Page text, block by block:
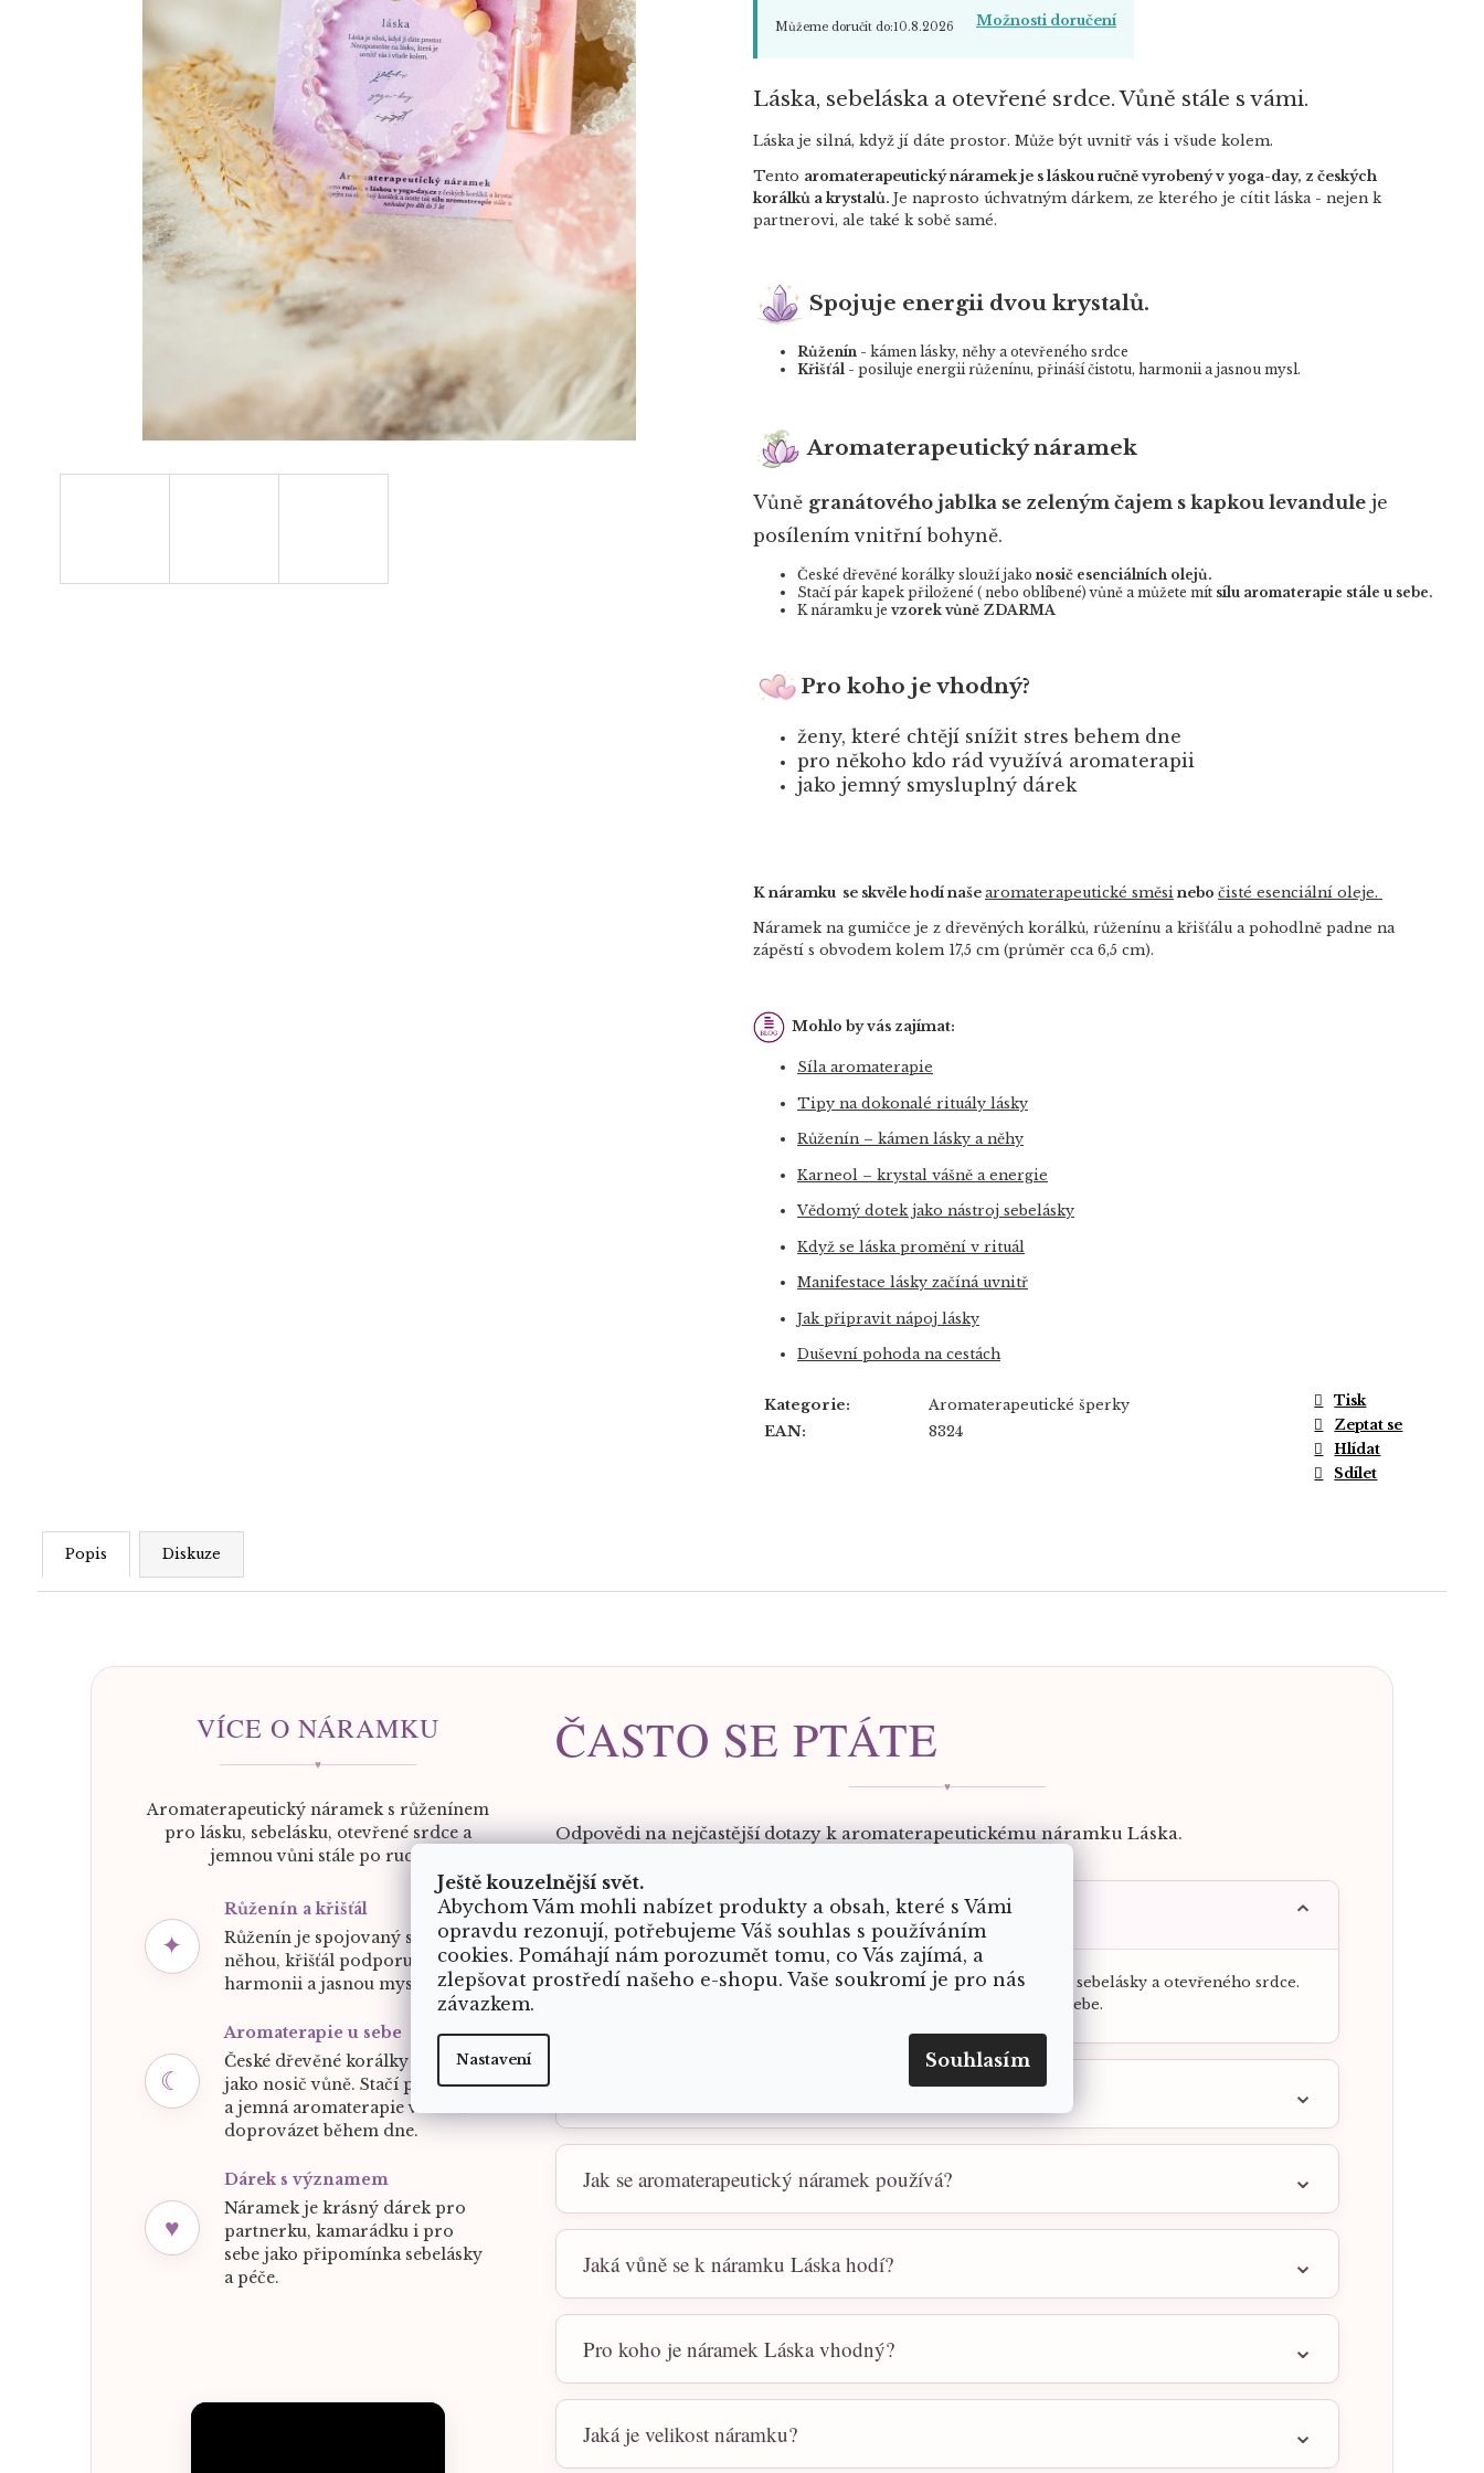
Ještě kouzelnější svět.
Abychom Vám mohli nabízet produkty a obsah, které s Vámi
opravdu rezonují, potřebujeme Váš souhlas s používáním
cookies. Pomáhají nám porozumět tomu, co Vás zajímá, a
zlepšovat prostředí našeho e-shopu. Vaše soukromí je pro nás
závazkem.
Nastavení Souhlasím
Můžeme doručit do:10.8.2026 Možnosti doručení
Láska, sebeláska a otevřené srdce. Vůně stále s vámi.
Láska je silná, když jí dáte prostor. Může být uvnitř vás i všude kolem.
Tento aromaterapeutický náramek je s láskou ručně vyrobený v yoga-day, z českých
korálků a krystalů. Je naprosto úchvatným dárkem, ze kterého je cítit láska - nejen k
partnerovi, ale také k sobě samé.
Spojuje energii dvou krystalů.
Růženín - kámen lásky, něhy a otevřeného srdce
Křišťál - posiluje energii růženínu, přináší čistotu, harmonii a jasnou mysl.
Aromaterapeutický náramek
Vůně granátového jablka se zeleným čajem s kapkou levandule je
posílením vnitřní bohyně.
České dřevěné korálky slouží jako nosič esenciálních olejů.
Stačí pár kapek přiložené ( nebo oblíbené) vůně a můžete mít sílu aromaterapie stále u sebe.
K náramku je vzorek vůně ZDARMA
Pro koho je vhodný?
ženy, které chtějí snížit stres behem dne
pro někoho kdo rád využívá aromaterapii
jako jemný smysluplný dárek
K náramku se skvěle hodí naše aromaterapeutické směsi nebo čisté esenciální oleje.
Náramek na gumičce je z dřevěných korálků, růženínu a křišťálu a pohodlně padne na
zápěstí s obvodem kolem 17,5 cm (průměr cca 6,5 cm).
Mohlo by vás zajímat:
Síla aromaterapie
Tipy na dokonalé rituály lásky
Růženín – kámen lásky a něhy
Karneol – krystal vášně a energie
Vědomý dotek jako nástroj sebelásky
Když se láska promění v rituál
Manifestace lásky začíná uvnitř
Jak připravit nápoj lásky
Duševní pohoda na cestách
Kategorie: Aromaterapeutické šperky
EAN: 8324
Tisk
Zeptat se
Hlídat
Sdílet
Popis Diskuze
VÍCE O NÁRAMKU
♥
Aromaterapeutický náramek s růženínem
pro lásku, sebelásku, otevřené srdce a
jemnou vůni stále po ruce.
✦
Růženín a křišťál
Růženín je spojovaný s láskou a
něhou, křišťál podporuje čistotu,
harmonii a jasnou mysl.
☾
Aromaterapie u sebe
České dřevěné korálky slouží
jako nosič vůně. Stačí pár kapek
a jemná aromaterapie vás může
doprovázet během dne.
♥
Dárek s významem
Náramek je krásný dárek pro
partnerku, kamarádku i pro
sebe jako připomínka sebelásky
a péče.
ČASTO SE PTÁTE
♥
Odpovědi na nejčastější dotazy k aromaterapeutickému náramku Láska.
K čemu slouží aromaterapeutický náramek s růženínem?
Náramek Láska je určený pro jemnou každodenní podporu lásky, sebelásky a otevřeného srdce.
Spojuje krásu krystalů s aromaterapií, kterou můžete mít stále u sebe.
Jak se aromaterapeutický náramek používá?
Jaká vůně se k náramku Láska hodí?
Pro koho je náramek Láska vhodný?
Jaká je velikost náramku?